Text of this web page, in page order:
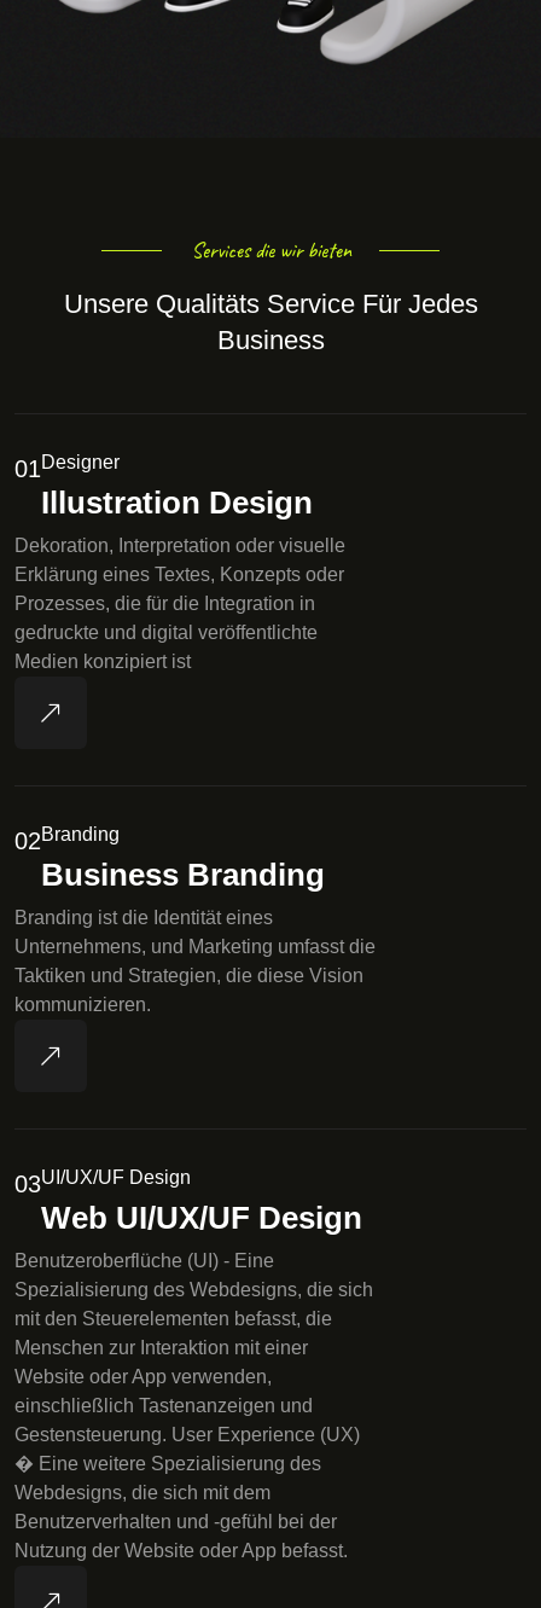
Services die wir bieten
Unsere Qualitäts Service Für Jedes
Business
01Designer
Illustration Design
Dekoration, Interpretation oder visuelle
Erklärung eines Textes, Konzepts oder
Prozesses, die für die Integration in
gedruckte und digital veröffentlichte
Medien konzipiert ist
02Branding
Business Branding
Branding ist die Identität eines
Unternehmens, und Marketing umfasst die
Taktiken und Strategien, die diese Vision
kommunizieren.
03UI/UX/UF Design
Web UI/UX/UF Design
Benutzeroberflüche (UI) - Eine
Spezialisierung des Webdesigns, die sich
mit den Steuerelementen befasst, die
Menschen zur Interaktion mit einer
Website oder App verwenden,
einschließlich Tastenanzeigen und
Gestensteuerung. User Experience (UX)
� Eine weitere Spezialisierung des
Webdesigns, die sich mit dem
Benutzerverhalten und -gefühl bei der
Nutzung der Website oder App befasst.